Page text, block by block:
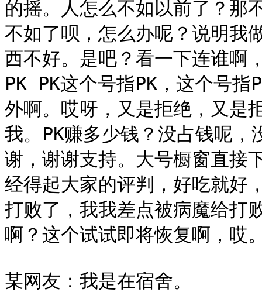
的摇。人怎么不如以前了？那
不如了呗，怎么办呢？说明我
西不好。是吧？看一下连谁啊
PK PK这个号指PK，这个号指
外啊。哎呀，又是拒绝，又是
我。PK赚多少钱？没占钱呢
谢，谢谢支持。大号橱窗直接
经得起大家的评判，好吃就好
打败了，我我差点被病魔给打
啊？这个试试即将恢复啊，哎
某网友：我是在宿舍。